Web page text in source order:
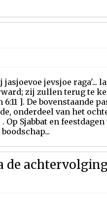
jevsjoe raga'...
zij zullen terug te
]. De bovenstaande
onderdeel van het
Op Sjabbat en
de